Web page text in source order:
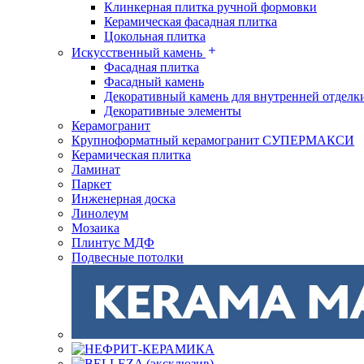
Клинкерная плитка ручной формовки
Керамическая фасадная плитка
Цокольная плитка
Искусственный камень
Фасадная плитка
Фасадный камень
Декоративный камень для внутренней
Декоративные элементы
Керамогранит
Крупноформатный керамогранит СУПЕРМАКСИ
Керамическая плитка
Ламинат
Паркет
Инженерная доска
Линолеум
Мозаика
Плинтус МДФ
Подвесные потолки